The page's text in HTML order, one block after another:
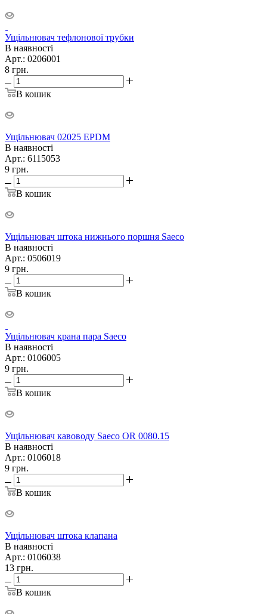
Ущільнювач тефлонової трубки
В наявності
Арт.: 0206001
8 грн.
В кошик
Ущільнювач 02025 EPDM
В наявності
Арт.: 6115053
9 грн.
В кошик
Ущільнювач штока нижнього поршня Saeco
В наявності
Арт.: 0506019
9 грн.
В кошик
Ущільнювач крана пара Saeco
В наявності
Арт.: 0106005
9 грн.
В кошик
Ущільнювач кавоводу Saeco OR 0080.15
В наявності
Арт.: 0106018
9 грн.
В кошик
Ущільнювач штока клапана
В наявності
Арт.: 0106038
13 грн.
В кошик